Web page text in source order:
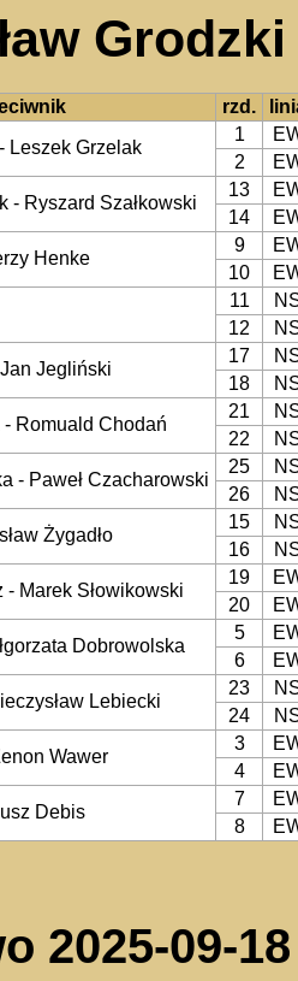
rzd.
Leszek Grzelak
1
2
- Ryszard Szałkowski
13
14
Henke
9
10
11
12
Jegliński
17
18
Romuald Chodań
21
22
- Paweł Czacharowski
25
26
Żygadło
15
16
Marek Słowikowski
19
20
Dobrowolska
5
6
Lebiecki
23
24
Wawer
3
4
Debis
7
8
2025-09-18